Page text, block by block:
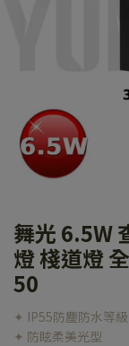
舞光 6.5W
燈 棧道燈
50
✦ IP55防塵防水等級
✦ 防眩柔美光型